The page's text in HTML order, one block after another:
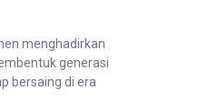
menghadirkan
generasi
bersaing di era